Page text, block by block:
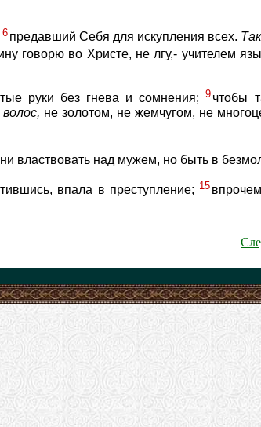
6 предавший Себя для искупления всех.
говорю во Христе, не лгу,- учителем
руки без гнева и сомнения; 9 чтобы
волос, не золотом, не жемчугом, не
властвовать над мужем, но быть в
впала в преступление; 15